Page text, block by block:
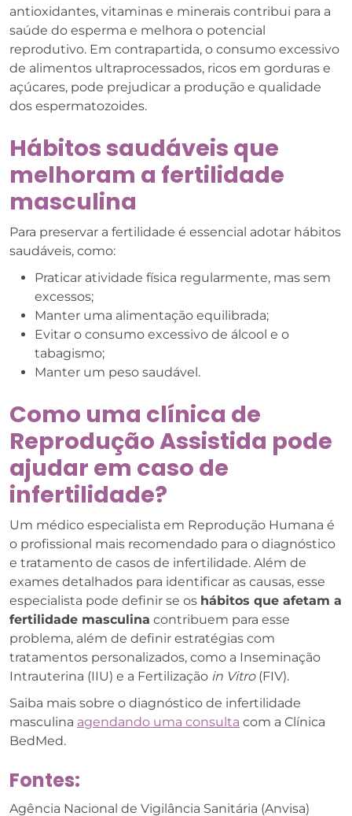
antioxidantes, vitaminas e minerais contribui para a
saúde do esperma e melhora o potencial
reprodutivo. Em contrapartida, o consumo excessivo
de alimentos ultraprocessados, ricos em gorduras e
açúcares, pode prejudicar a produção e qualidade
dos espermatozoides.
Hábitos saudáveis que
melhoram a fertilidade
masculina
Para preservar a fertilidade é essencial adotar hábitos
saudáveis, como:
Praticar atividade física regularmente, mas sem
excessos;
Manter uma alimentação equilibrada;
Evitar o consumo excessivo de álcool e o
tabagismo;
Manter um peso saudável.
Como uma clínica de
Reprodução Assistida pode
ajudar em caso de
infertilidade?
Um médico especialista em Reprodução Humana é
o profissional mais recomendado para o diagnóstico
e tratamento de casos de infertilidade. Além de
exames detalhados para identificar as causas, esse
especialista pode definir se os hábitos que afetam a
fertilidade masculina contribuem para esse
problema, além de definir estratégias com
tratamentos personalizados, como a Inseminação
Intrauterina (IIU) e a Fertilização in Vitro(FIV).
Saiba mais sobre o diagnóstico de infertilidade
masculina agendando uma consulta com a Clínica
BedMed.
Fontes:
Agência Nacional de Vigilância Sanitária (Anvisa)